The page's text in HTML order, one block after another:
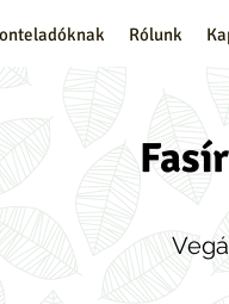
Rólunk